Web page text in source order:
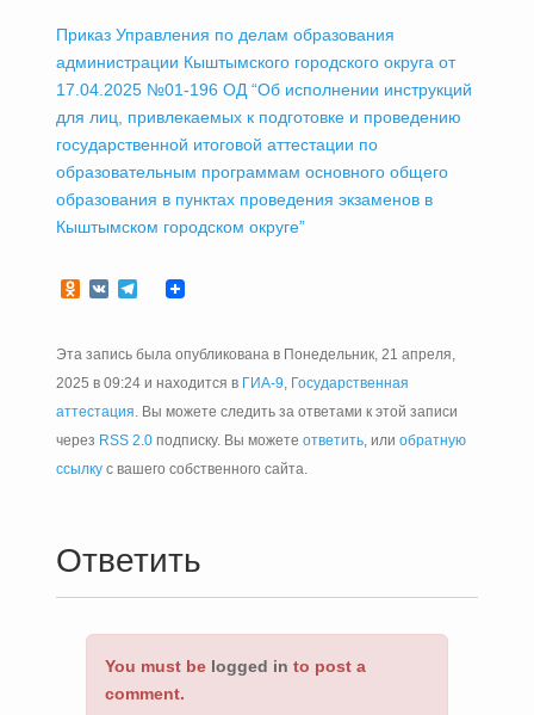
Приказ Управления по делам образования
администрации Кыштымского городского округа от
17.04.2025 №01-196 ОД “Об исполнении инструкций
для лиц, привлекаемых к подготовке и проведению
государственной итоговой аттестации по
образовательным программам основного общего
образования в пунктах проведения экзаменов в
Кыштымском городском округе”
Odnoklassniki
VKTelegram
Эта запись была опубликована в Понедельник, 21 апреля,
2025 в 09:24 и находится в ГИА-9, Государственная
аттестация. Вы можете следить за ответами к этой записи
через RSS 2.0подписку. Вы можете ответить, или обратную
ссылкус вашего собственного сайта.
Ответить
You must be logged in to post a
comment.